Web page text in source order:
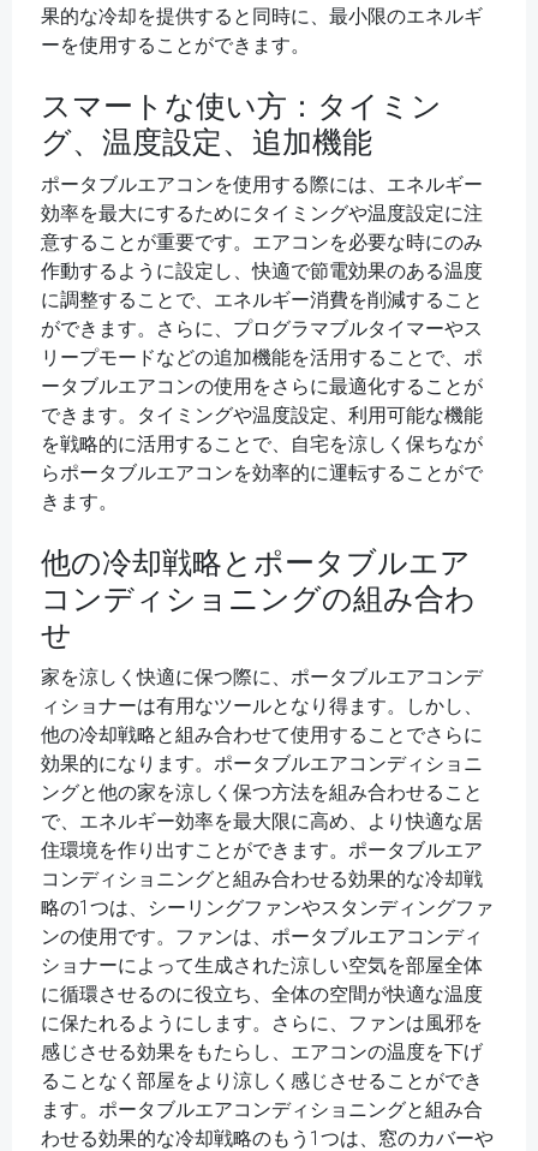
果的な冷却を提供すると同時に、最小限のエネルギ
ーを使用することができます。
スマートな使い方：タイミン
グ、温度設定、追加機能
ポータブルエアコンを使用する際には、エネルギー
効率を最大にするためにタイミングや温度設定に注
意することが重要です。エアコンを必要な時にのみ
作動するように設定し、快適で節電効果のある温度
に調整することで、エネルギー消費を削減すること
ができます。さらに、プログラマブルタイマーやス
リープモードなどの追加機能を活用することで、ポ
ータブルエアコンの使用をさらに最適化することが
できます。タイミングや温度設定、利用可能な機能
を戦略的に活用することで、自宅を涼しく保ちなが
らポータブルエアコンを効率的に運転することがで
きます。
他の冷却戦略とポータブルエア
コンディショニングの組み合わ
せ
家を涼しく快適に保つ際に、ポータブルエアコンデ
ィショナーは有用なツールとなり得ます。しかし、
他の冷却戦略と組み合わせて使用することでさらに
効果的になります。ポータブルエアコンディショニ
ングと他の家を涼しく保つ方法を組み合わせること
で、エネルギー効率を最大限に高め、より快適な居
住環境を作り出すことができます。ポータブルエア
コンディショニングと組み合わせる効果的な冷却戦
略の1つは、シーリングファンやスタンディングファ
ンの使用です。ファンは、ポータブルエアコンディ
ショナーによって生成された涼しい空気を部屋全体
に循環させるのに役立ち、全体の空間が快適な温度
に保たれるようにします。さらに、ファンは風邪を
感じさせる効果をもたらし、エアコンの温度を下げ
ることなく部屋をより涼しく感じさせることができ
ます。ポータブルエアコンディショニングと組み合
わせる効果的な冷却戦略のもう1つは、窓のカバーや